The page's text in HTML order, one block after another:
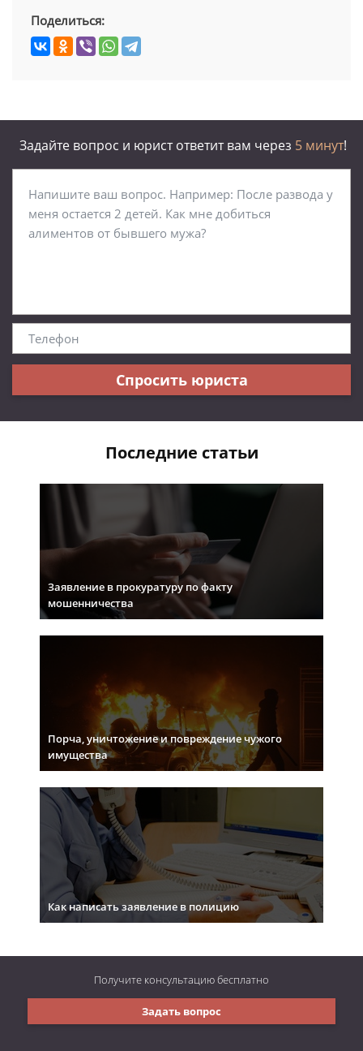
Поделиться:
Задайте вопрос и юрист ответит вам через 5 минут!
Спросить юриста
Последние статьи
Заявление в прокуратуру по факту
мошенничества
Порча, уничтожение и повреждение чужого
имущества
Как написать заявление в полицию
Задать вопрос
Получите консультациюбесплатно